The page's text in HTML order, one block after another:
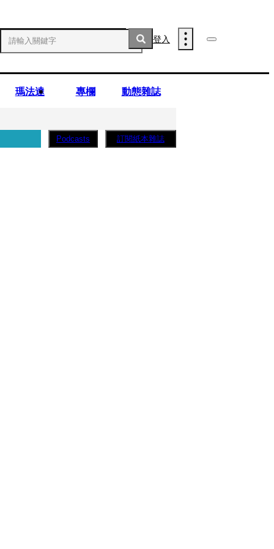
登入
瑪法達 專欄 動態雜誌
Podcasts 訂閱紙本雜誌